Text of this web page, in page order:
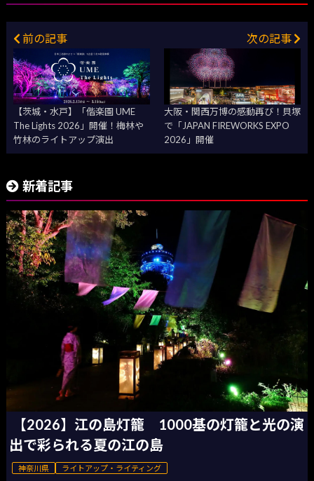
前の記事
【茨城・水戸】「偕楽園 UME
The Lights 2026」開催！梅林や
竹林のライトアップ演出
次の記事
大阪・関西万博の感動再び！貝塚
で「JAPAN FIREWORKS EXPO
2026」開催
新着記事
【2026】江の島灯籠 1000基の灯籠と光の演
出で彩られる夏の江の島
神奈川県 ライトアップ・ライティング